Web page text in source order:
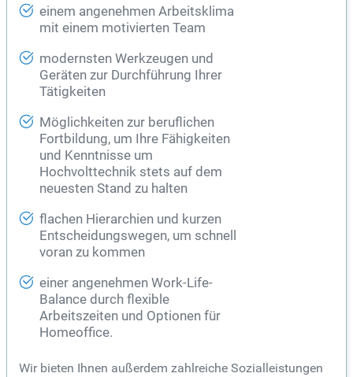
einem angenehmen Arbeitsklima
mit einem motivierten Team
modernsten Werkzeugen und
Geräten zur Durchführung Ihrer
Tätigkeiten
Möglichkeiten zur beruflichen
Fortbildung, um Ihre Fähigkeiten
und Kenntnisse um
Hochvolttechnik stets auf dem
neuesten Stand zu halten
flachen Hierarchien und kurzen
Entscheidungswegen, um schnell
voran zu kommen
einer angenehmen Work-Life-
Balance durch flexible
Arbeitszeiten und Optionen für
Homeoffice.
Wir bieten Ihnen außerdem zahlreiche Sozialleistungen